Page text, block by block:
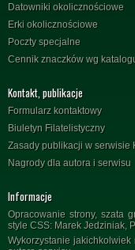
Datowniki okolicznościowe
Erki okolicznościowe
Poczty specjalne
Cennik znaczków wg
Kontakt, publikacje
Formularz kontaktowy
Biuletyn Filatelistyczny
Zasady publikacji w serwisie
Nagrody dla autora i serwisu
Informacje
Opracowanie strony, szata
style CSS: Marek Jedziniak,
Wykorzystanie